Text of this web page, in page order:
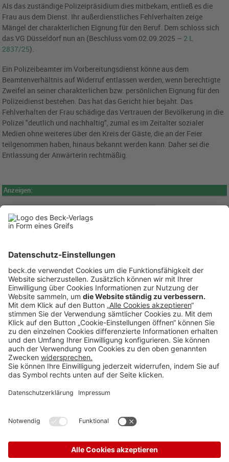
Als das zuständige Polizeipräsidium dies mitbekam, entließ es die
Frau aus dem Dienst. Ihr außerdienstliches Fehlverhalten zeige
Mängel der charakterlichen Eignung für den Beruf. Dem schloss sich
das VG Düsseldorf nun an (Beschluss vom 02.09.2025 – 2 L
2837/25).
Ein Polizeibeamter im Vorbereitungsdienst könne aus dem
Beamtenverhältnis auf Widerruf entlassen werden, wenn berechtigte
Zweifel an seiner charakterlichen bzw. persönlichen Eignung für den
Polizeidienst bestehen. Das hat das Gericht hier bejaht. Das
Fehlverhalten der Frau schädige das Vertrauen der Bevölkerung in die
Polizei "deutlich und nachhaltig", zumal es im Zeitalter sozialer
Medien ohne weiteres über den Kreis der Gäste, die an der Feier
teilgenommen haben, hinaus bekannt werden kann. Daher sei die
Entlassung der Anwärterin rechtmäßig.
Anzeigen:
BECK Stellenmarkt